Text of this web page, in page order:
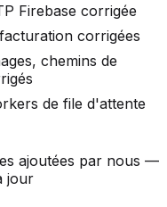
Firebase corrigée
corrigées
chemins de
de file d'attente
ajoutées par nous —
jour